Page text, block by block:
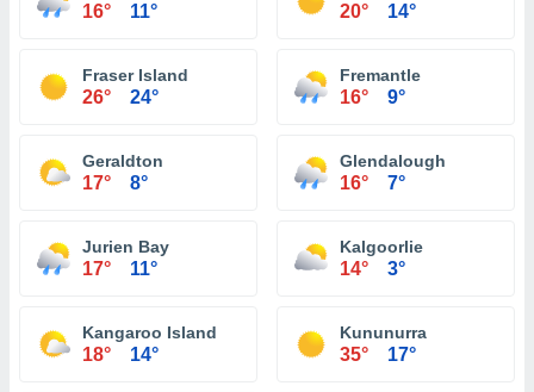
16° 11° 20° 14°
Fraser Island
26° 24°
Fremantle
16° 9°
Geraldton
17° 8°
Glendalough
16° 7°
Jurien Bay
17° 11°
Kalgoorlie
14° 3°
Kangaroo Island
18° 14°
Kununurra
35° 17°